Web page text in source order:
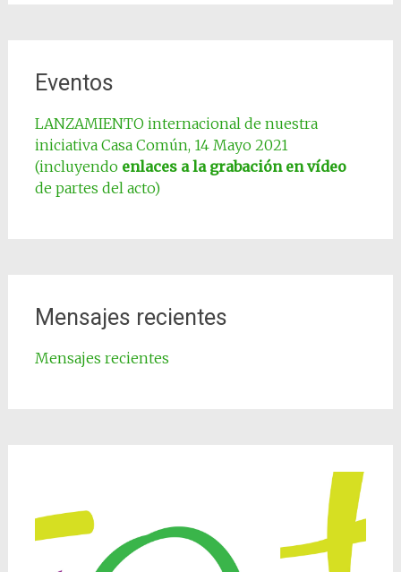
Eventos
LANZAMIENTO internacional de nuestra
iniciativa Casa Común, 14 Mayo 2021
(incluyendo enlaces a la grabación en vídeo
de partes del acto)
Mensajes recientes
Mensajes recientes